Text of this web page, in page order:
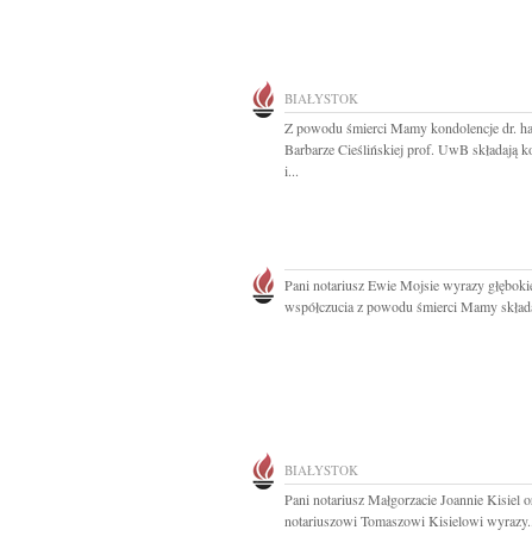
BIAŁYSTOK
Z powodu śmierci Mamy kondolencje dr.
Barbarze Cieślińskiej prof. UwB składają
i...
Pani notariusz Ewie Mojsie wyrazy
współczucia z powodu śmierci Mamy
BIAŁYSTOK
Pani notariusz Małgorzacie Joannie Kisiel
notariuszowi Tomaszowi Kisielowi